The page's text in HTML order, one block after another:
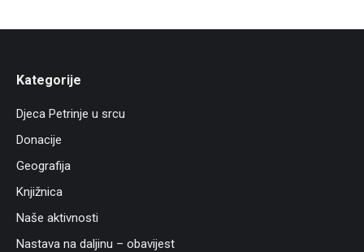
Kategorije
Djeca Petrinje u srcu
Donacije
Geografija
Knjižnica
Naše aktivnosti
Nastava na daljinu – obavijest